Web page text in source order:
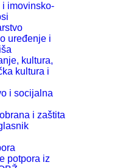
i imovinsko-
uređenje i
kultura,
kultura i
i socijalna
i zaštita
potpora iz